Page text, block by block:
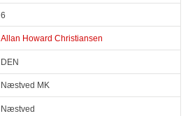
6
Allan Howard Christiansen
DEN
Næstved MK
Næstved